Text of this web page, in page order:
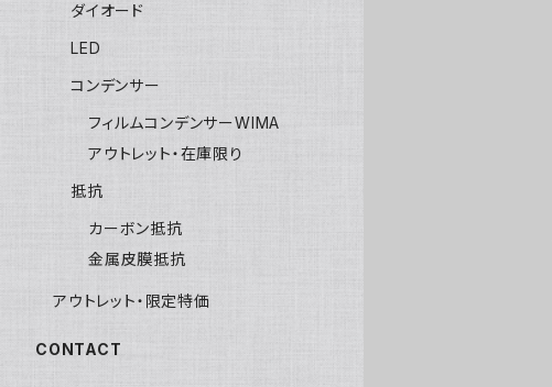
ダイオード
LED
コンデンサー
フィルムコンデンサーWIMA
アウトレット・在庫限り
抵抗
カーボン抵抗
金属皮膜抵抗
アウトレット・限定特価
CONTACT